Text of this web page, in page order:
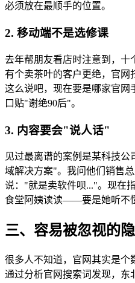
必须放在最顺手的位置。
2. 移动端不是选修课
去年帮朋友看店时注意到，十
有个卖茶叶的客户更绝，官网
这么说吧，现在要是哪家官网
口贴"谢绝90后"。
3. 内容要会"说人话"
见过最离谱的案例是某科技
域解决方案"。我问他们销售
说："就是卖软件呗..."。现在
食堂阿姨读读——要是她听不
三、容易被忽视的
很多人不知道，官网其实是个
通过分析官网搜索词发现，